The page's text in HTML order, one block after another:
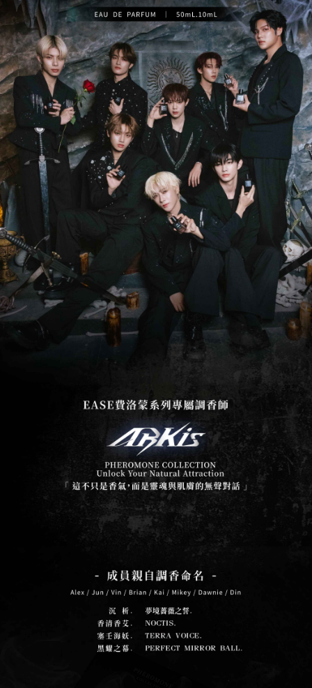
1.分期款項不併入電信帳單，「大哥付你分期」於每月結算日後寄送繳費提
醒簡訊。
2.透過簡訊連結打開帳單後，可選擇「超商條碼／台灣大直營門市／銀行轉
帳／街口支付／iPASS MONEY」等通路繳費。
【注意事項】
1.本服務係由「台灣大哥大股份有限公司」（以下簡稱本公司）所提供，讓
用戶於交易時，得透過本服務購買商品或服務，並由商店將買賣／分期付款
買賣價金債權讓與本公司後，依約使用本公司帳單繳交帳款。
2.基於同意付款使用「大哥付你分期」之契約關係目的，商店將以您的個人
資料（包含姓名、電話或地址）提供予台灣大哥大進項蒐集、處理及利用，
由本公司與您本人進行分期帳單所需資料之確認、核對及更正。
3.完整用戶服務條款，請詳閱以下連結：
https://oppay.tw/userRule
【「AFTEE先享後付」結帳流程】
１．於結帳方式選擇「AFTEE先享後付」後，將跳轉至「AFTEE先享後付」
結帳頁面，進行簡訊認證並確認金額後，即可完成結帳。
２．訂單成立數日內，您將收到繳費通知簡訊。
３．收到繳費通知簡訊後14天內，點擊此簡訊中的連結，可透過四大超商／
ATM／網路銀行／等多元方式進行付款，方視為交易完成。
※ 請注意：結帳手續完成當下不需立刻繳費，但若您需要取消訂單，請聯絡
購買商品的店家。未經商家同意取消之訂單仍視為有效，需透過AFTEE先享
後付繳納相關費用。
※ 交易是否成功請以「AFTEE先享後付 」之結帳頁面顯示為準，若有關於
是否繳費成功／繳費後需取消欲退款等相關疑問，請聯繫「AFTEE先享後付
客戶支援中心」https://netprotections.freshdesk.com/support/home
【注意事項】
１．透過由恩沛科技股份有限公司提供之「AFTEE先享後付」服務完成之交
易，需依本服務之必要範圍內提供個人資料，並將交易相關給付款項請求債
權轉讓予恩沛科技股份有限公司。
２．關於個人資料處理事宜，請瀏覽以下網址：
https://aftee.tw/terms/#terms3
３．未成年的使用者請事先徵得法定代理人或監護人之同意方可使用
「AFTEE先享後付」，若未經同意申辦者引起之損失，本公司不負相關責
任。
４．使用「AFTEE先享後付」時，將依據個別帳號之用戶狀況，依本公司即
時審查核予不同之上限額度；若仍有額度不足之情形，本公司將視審查結果
請求用戶進行身份認證。
５．嚴禁一人註冊多個帳號或使用他人資訊註冊。若發現惡意使用之情形，
恩沛科技股份有限公司將有權停止該用戶之使用額度並採取法律行動。
每筆NT$70，滿NT$899(含以上)免運費
付款後7-11取貨
每筆NT$70，滿NT$899(含以上)免運費
宅配
每筆NT$100，滿NT$1,000(含以上)免運費
京站台北店客服中心(1F星巴克旁) 即日起不提供京站紙袋，取件時
請自備購物袋，若需購買紙袋可現場詢問
免運費